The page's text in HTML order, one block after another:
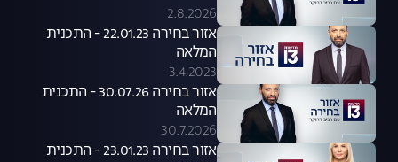
2.8.2026
אזור בחירה 22.01.23 - התכנית
המלאה
3.4.2023
אזור בחירה 30.07.26 - התכנית
המלאה
30.7.2026
אזור בחירה 23.01.23 - התכנית